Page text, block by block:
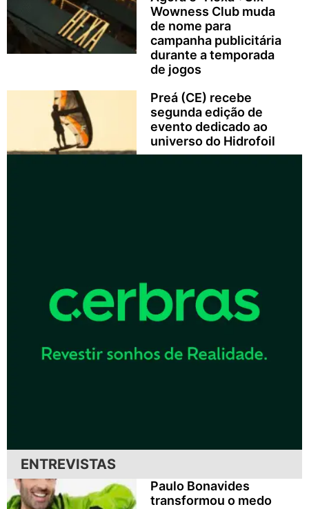
Wowness Club muda
de nome para
campanha publicitária
durante a temporada
de jogos
Preá (CE) recebe
segunda edição de
evento dedicado ao
universo do Hidrofoil
ENTREVISTAS
Paulo Bonavides
transformou o medo